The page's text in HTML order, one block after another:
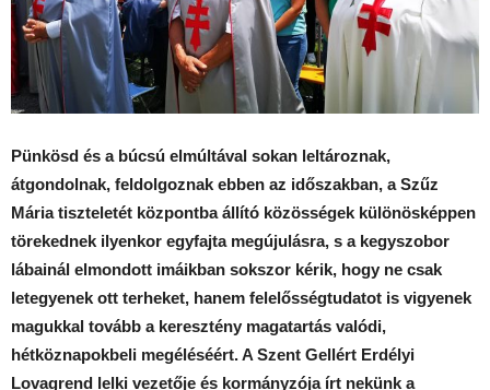
Pünkösd és a búcsú elmúltával sokan leltároznak,
átgondolnak, feldolgoznak ebben az időszakban, a Szűz
Mária tiszteletét központba állító közösségek különösképpen
törekednek ilyenkor egyfajta megújulásra, s a kegyszobor
lábainál elmondott imáikban sokszor kérik, hogy ne csak
letegyenek ott terheket, hanem felelősségtudatot is vigyenek
magukkal tovább a keresztény magatartás valódi,
hétköznapokbeli megéléséért. A Szent Gellért Erdélyi
Lovagrend lelki vezetője és kormányzója írt nekünk a